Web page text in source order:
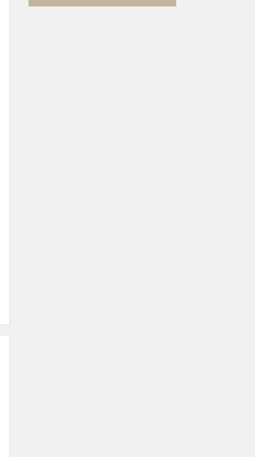
বুড়িচংয়ে জাতীয় জুলাই গণঅভ্যুত্থান দিবস পালিত, র‍্যালি